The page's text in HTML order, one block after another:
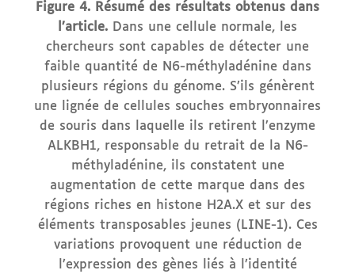
Figure 4. Résumé des résultats obtenus dans
l’article. Dans une cellule normale, les
chercheurs sont capables de détecter une
faible quantité de N6-méthyladénine dans
plusieurs régions du génome. S’ils génèrent
une lignée de cellules souches embryonnaires
de souris dans laquelle ils retirent l’enzyme
ALKBH1, responsable du retrait de la N6-
méthyladénine, ils constatent une
augmentation de cette marque dans des
régions riches en histone H2A.X et sur des
éléments transposables jeunes (LINE-1). Ces
variations provoquent une réduction de
l’expression des gènes liés à l’identité